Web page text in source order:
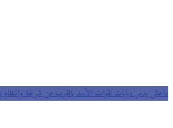
داعش يدمر دبابات لقوات الأسد بالقرب من شريفة